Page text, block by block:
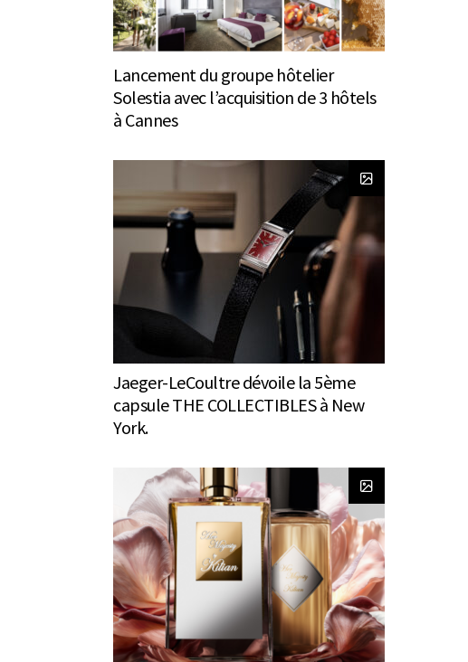
Lancement du groupe hôtelier
Solestia avec l’acquisition de 3 hôtels
à Cannes
Jaeger-LeCoultre dévoile la 5ème
capsule THE COLLECTIBLES à New
York.